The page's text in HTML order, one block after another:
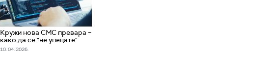
Кружи нова СМС превара –
како да се "не упецате"
10. 04. 2026.